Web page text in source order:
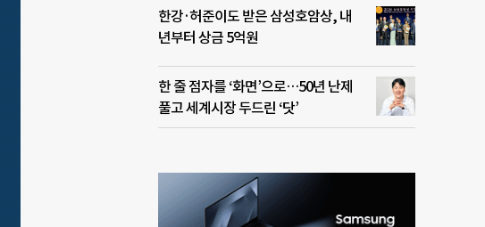
한강·허준이도 받은 삼성호암상, 내
년부터 상금 5억원
한 줄 점자를 ‘화면’으로…50년 난제
풀고 세계시장 두드린 ‘닷’